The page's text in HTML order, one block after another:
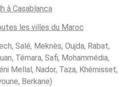
à Casablanca
les villes du Maroc
Salé, Meknès, Oujda, Rabat,
Témara, Safi, Mohammédia,
Mellal, Nador, Taza, Khémisset,
Berkane)